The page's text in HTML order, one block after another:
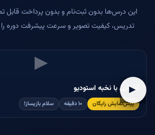
این درس‌ها بدون ثبت‌نام و بدون پرداخت قابل
تدریس، کیفیت تصویر و سرعت پیشرفت دوره
▶
▶
آشنایی با نخبه استودیو
پیش‌نمایش رایگان ۱۰ دقیقه سلام بازیساز!